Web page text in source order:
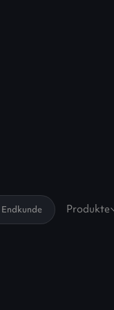
Endkunde Produkte